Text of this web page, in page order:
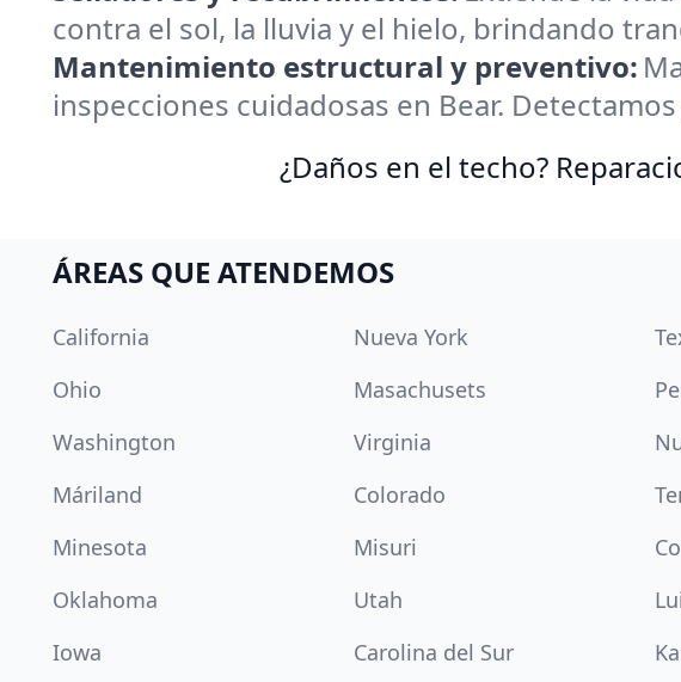
contra el sol, la lluvia y el hielo, brindando
Mantenimiento estructural y preventivo:
inspecciones cuidadosas en Bear.
¿Daños en el techo?
ÁREAS QUE ATENDEMOS
California Nueva York
Ohio
Masachusets
Washington
Virginia
Máriland
Colorado
Minesota
Misuri
Oklahoma
Utah
Iowa
Carolina del Sur